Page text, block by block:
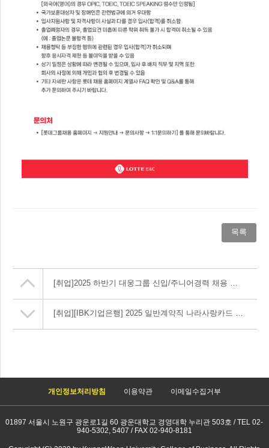
목록
[취업]2025 하반기 대웅그룹 신입/주니어경력 채용 안내
[취업] [IBK기업은행] 2025 일반계약직 나라사랑카드 영업지원 채용홍보 요청(~11/20, 13:00)
개인정보처리방침 이용약관 이메일수집거부
01897 서울시 노원구 광운로1길 60 광운대학교 경영대학 누리관 503호 / TEL 02-
940-5302, 5407 / FAX 02-940-8181